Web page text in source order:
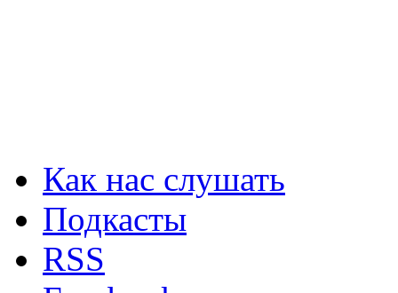
Как нас слушать
Подкасты
RSS